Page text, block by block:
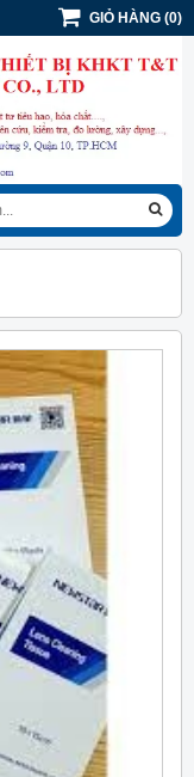
GIỎ HÀNG (0)